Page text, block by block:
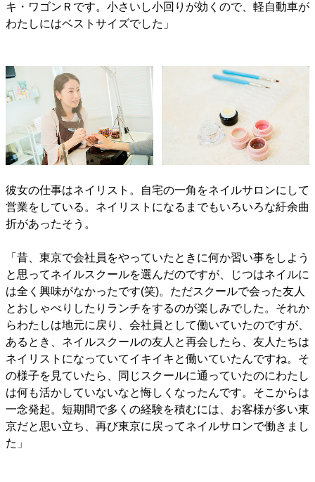
キ・ワゴンＲです。小さいし小回りが効くので、軽自動車が
わたしにはベストサイズでした」
彼女の仕事はネイリスト。自宅の一角をネイルサロンにして
営業をしている。ネイリストになるまでもいろいろな紆余曲
折があったそう。
「昔、東京で会社員をやっていたときに何か習い事をしよう
と思ってネイルスクールを選んだのですが、じつはネイルに
は全く興味がなかったです(笑)。ただスクールで会った友人
とおしゃべりしたりランチをするのが楽しみでした。それか
らわたしは地元に戻り、会社員として働いていたのですが、
あるとき、ネイルスクールの友人と再会したら、友人たちは
ネイリストになっていてイキイキと働いていたんですね。そ
の様子を見ていたら、同じスクールに通っていたのにわたし
は何も活かしていないなと悔しくなったんです。そこからは
一念発起。短期間で多くの経験を積むには、お客様が多い東
京だと思い立ち、再び東京に戻ってネイルサロンで働きまし
た」